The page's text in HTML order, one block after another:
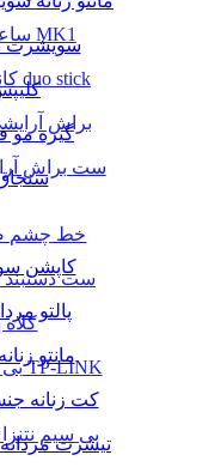
ساعت مچی دیجیتال مدل MK1
کانسیلر و کانتور دو طرفه duo stick
براش آرایشی
ست براش
خط چشم
ست دستبند
سویشرت
گیره مو
کاپشن
پالتو
مانتو
کت زنانه
تیشرت